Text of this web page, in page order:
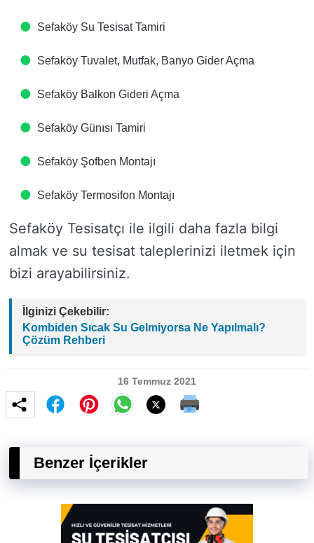
Sefaköy Su Tesisat Tamiri
Sefaköy Tuvalet, Mutfak, Banyo Gider Açma
Sefaköy Balkon Gideri Açma
Sefaköy Günısı Tamiri
Sefaköy Şofben Montajı
Sefaköy Termosifon Montajı
Sefaköy Tesisatçı ile ilgili daha fazla bilgi
almak ve su tesisat taleplerinizi iletmek için
bizi arayabilirsiniz.
İlginizi Çekebilir:
Kombiden Sıcak Su Gelmiyorsa Ne Yapılmalı?
Çözüm Rehberi
16 Temmuz 2021
Benzer İçerikler